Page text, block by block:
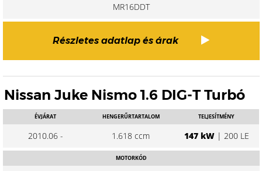
MR16DDT
Részletes adatlap és árak
Nissan Juke Nismo 1.6 DIG-T Turbó
ÉVJÁRAT
2010.06 -
HENGERŰRTARTALOM
1.618 ccm
TELJESÍTMÉNY
147 kW| 200 LE
MOTORKÓD